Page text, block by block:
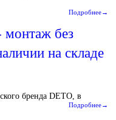
Подробнее→
без
на складе
бренда DETO, в
Подробнее→